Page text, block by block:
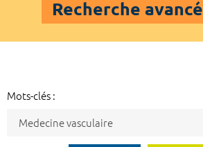
Recherche
Mots-clés :